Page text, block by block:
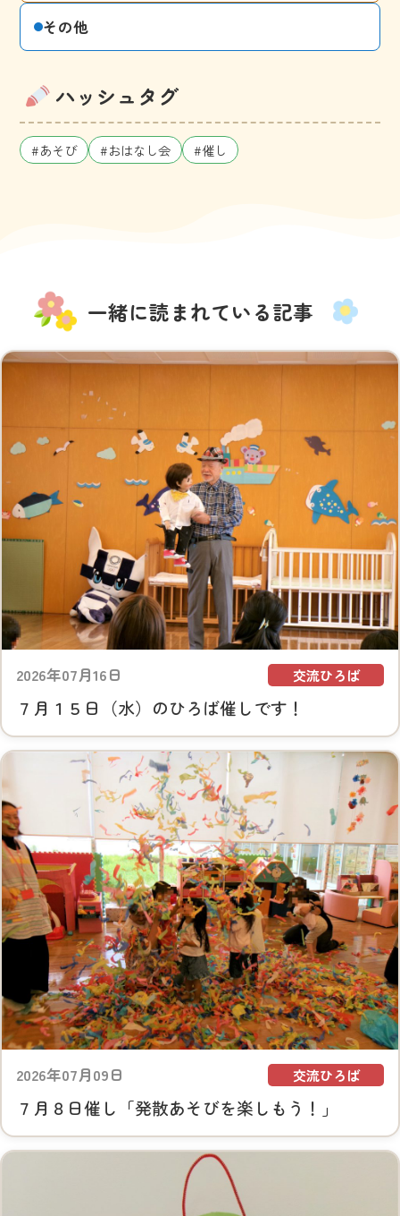
その他
ハッシュタグ
#あそび #おはなし会 #催し
一緒に読まれている記事
2026年07月16日 交流ひろば
７月１５日（水）のひろば催しです！
2026年07月09日 交流ひろば
７月８日催し「発散あそびを楽しもう！」